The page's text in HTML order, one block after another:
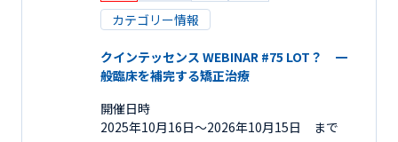
カテゴリー情報
クインテッセンス WEBINAR #75 LOT？ 一
般臨床を補完する矯正治療
開催日時
2025年10月16日〜2026年10月15日 まで